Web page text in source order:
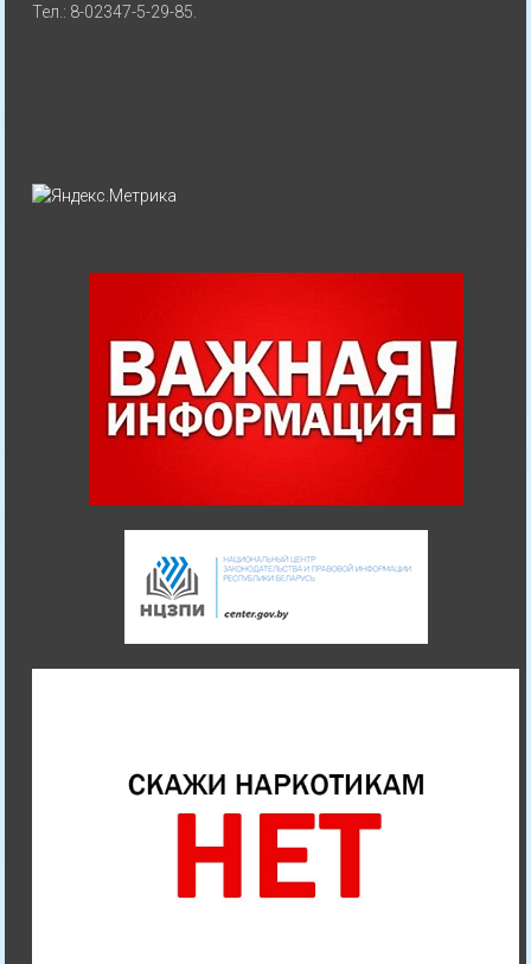
Тел.: 8-02347-5-29-85.